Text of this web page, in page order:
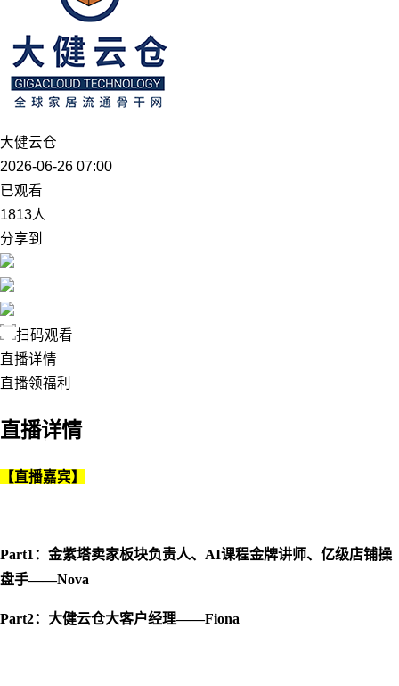
大健云仓
2026-06-26 07:00
已观看
1813人
分享到
扫码观看
直播详情
直播领福利
直播详情
【直播嘉宾】
Part1： 金紫塔卖家板块负责人、AI课程金牌讲师、亿级店铺操
盘手——Nova
Part2： 大健云仓大客户经理——Fiona